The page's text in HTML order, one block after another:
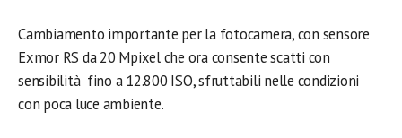
Cambiamento importante per la fotocamera, con sensore
Exmor RS da 20 Mpixel che ora consente scatti con
sensibilità fino a 12.800 ISO, sfruttabili nelle condizioni
con poca luce ambiente.